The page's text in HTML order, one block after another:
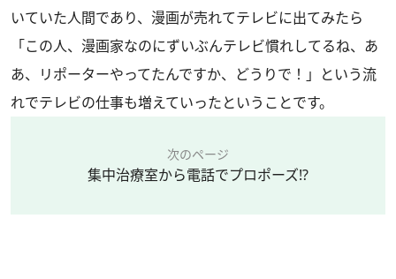
いていた人間であり、漫画が売れてテレビに出てみたら
「この人、漫画家なのにずいぶんテレビ慣れしてるね、あ
あ、リポーターやってたんですか、どうりで！」という流
れでテレビの仕事も増えていったということです。
次のページ
集中治療室から電話でプロポーズ⁉